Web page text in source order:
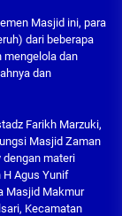
Masjid ini, para
dari beberapa
mengelola dan
dan
Farikh Marzuki,
Masjid Zaman
dengan materi
H Agus Yunif
Masjid Makmur
Kecamatan